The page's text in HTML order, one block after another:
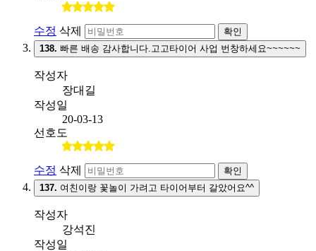
수정 삭제
확인
138. 빠른 배송 감사합니다.고고타이어 사업 번창하세요~~~~~~
작성자
장대길
작성일
20-03-13
선호도
수정 삭제
확인
137. 여친이랑 꽃놀이 가려고 타이어부터 갈았어요^^
작성자
강석진
작성일